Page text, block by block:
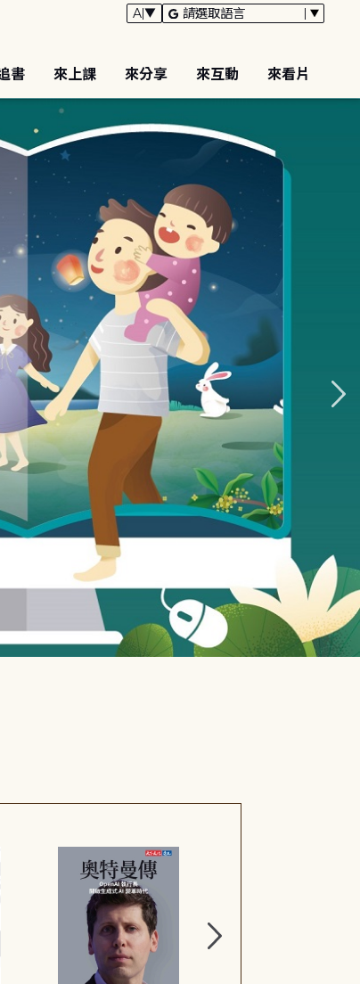
書 來上課 來分享 來互動 來看片